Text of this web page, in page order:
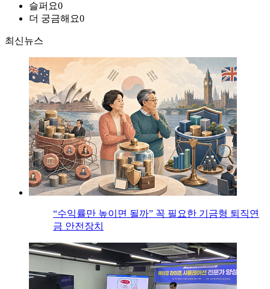
슬퍼요0
더 궁금해요0
최신뉴스
“수익률만 높이면 될까” 꼭 필요한 기금형 퇴직연
금 안전장치